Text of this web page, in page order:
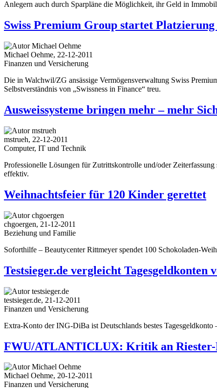
Anlegern auch durch Sparpläne die Möglichkeit, ihr Geld in
Swiss Premium Group startet
Michael Oehme, 22-12-2011
Finanzen und Versicherung
Die in Walchwil/ZG ansässige Vermögensverwaltung Swiss
Selbstverständnis von „Swissness in Finance“ treu.
Ausweissysteme bringen mehr – mehr
mstrueh, 22-12-2011
Computer, IT und Technik
Professionelle Lösungen für Zutrittskontrolle und/oder
effektiv.
Weihnachtsfeier für 120 Kinder gerettet
chgoergen, 21-12-2011
Beziehung und Familie
Soforthilfe – Beautycenter Rittmeyer spendet 100 Schokoladen-
Testsieger.de vergleicht Tagesgeldkonten
testsieger.de, 21-12-2011
Finanzen und Versicherung
Extra-Konto der ING-DiBa ist Deutschlands bestes
FWU/ATLANTICLUX: Kritik an Riester-
Michael Oehme, 20-12-2011
Finanzen und Versicherung